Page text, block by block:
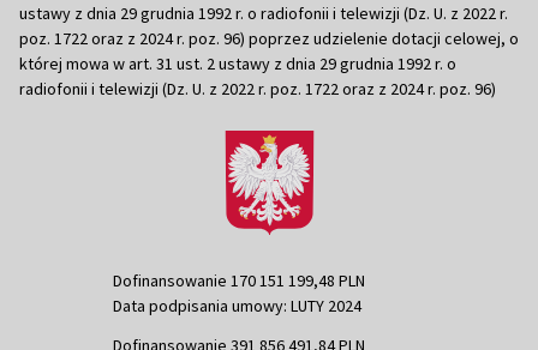
ustawy z dnia 29 grudnia 1992 r. o radiofonii i telewizji (Dz. U. z 2022 r.
poz. 1722 oraz z 2024 r. poz. 96) poprzez udzielenie dotacji celowej, o
której mowa w art. 31 ust. 2 ustawy z dnia 29 grudnia 1992 r. o
radiofonii i telewizji (Dz. U. z 2022 r. poz. 1722 oraz z 2024 r. poz. 96)
Dofinansowanie 170 151 199,48 PLN
Data podpisania umowy: LUTY 2024
Dofinansowanie 391 856 491,84 PLN